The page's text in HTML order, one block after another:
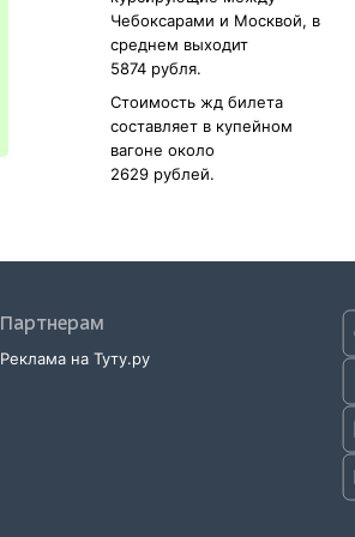
Чебоксарами и Москвой, в
среднем выходит
5874 рубля.
Стоимость жд билета
составляет в купейном
вагоне около
2629 рублей.
Партнерам
Реклама на Туту.ру